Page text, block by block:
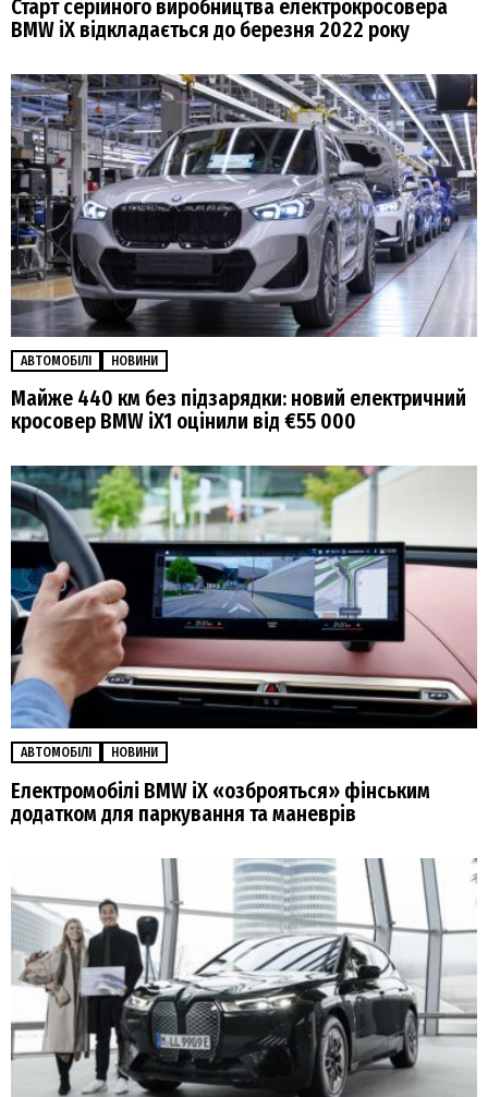
Старт серійного виробництва електрокросовера
BMW iX відкладається до березня 2022 року
АВТОМОБІЛІ НОВИНИ
Майже 440 км без підзарядки: новий електричний
кросовер BMW iX1 оцінили від €55 000
АВТОМОБІЛІ НОВИНИ
Електромобілі BMW iX «озброяться» фінським
додатком для паркування та маневрів